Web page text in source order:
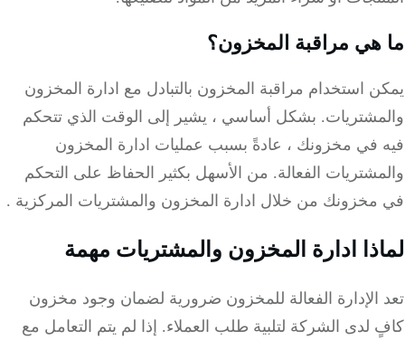
مراقبة المخزون؟
استخدام مراقبة المخزون بالتبادل مع ادارة المخزون
بشكل أساسي ، يشير إلى الوقت الذي تتحكم
في مخزونك ، عادةً بسبب عمليات ادارة المخزون
الفعالة.من الأسهل بكثير الحفاظ على التحكم
من خلالادارة المخزون والمشتريات المركزية.
ادارة المخزون والمشتريات مهمة
الإدارة الفعالة للمخزون ضرورية لضمان وجود مخزون
لدى الشركة لتلبية طلب العملاء.إذا لم يتم التعامل مع